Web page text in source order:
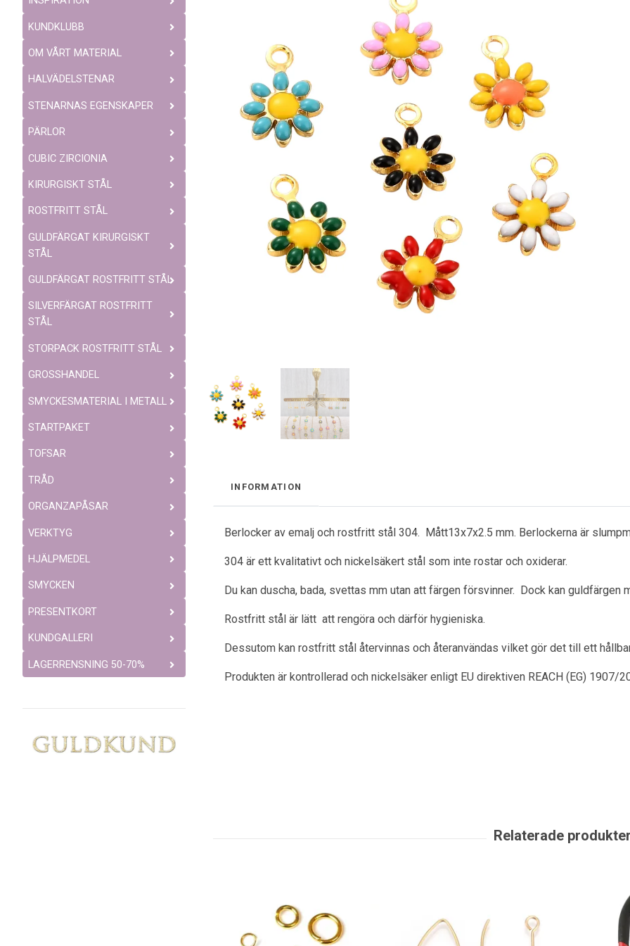
KUNDKLUBB
OM VÅRT MATERIAL
HALVÄDELSTENAR
STENARNAS EGENSKAPER
PÄRLOR
CUBIC ZIRCIONIA
KIRURGISKT STÅL
ROSTFRITT STÅL
GULDFÄRGAT KIRURGISKT
STÅL
GULDFÄRGAT ROSTFRITT STÅL
SILVERFÄRGAT ROSTFRITT
STÅL
STORPACK ROSTFRITT STÅL
GROSSHANDEL
SMYCKESMATERIAL I METALL
STARTPAKET
TOFSAR
TRÅD
ORGANZAPÅSAR
VERKTYG
HJÄLPMEDEL
SMYCKEN
PRESENTKORT
KUNDGALLERI
LAGERRENSNING 50-70%
INFORMATION
Berlocker av emalj och rostfritt stål 304. Mått13x7x2.5 mm. Berlockerna är
304 är ett kvalitativt och nickelsäkert stål som inte rostar och oxiderar.
Du kan duscha, bada, svettas mm utan att färgen försvinner. Dock kan guldfärgen
Rostfritt stål är lätt att rengöra och därför hygieniska.
Dessutom kan rostfritt stål återvinnas och återanvändas vilket gör det till ett
Produkten är kontrollerad och nickelsäker enligt EU direktiven REACH (EG) 1907/